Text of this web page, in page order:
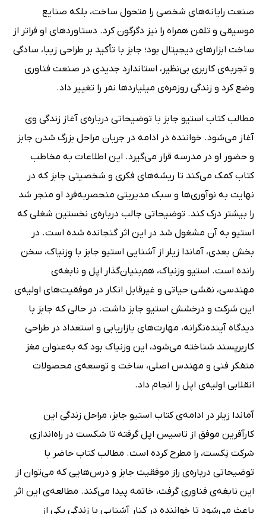
صنعت رایانه‌های شخصی را متحول ساخت، بلکه صنایع
موسیقی و تلفن همراه را نیز دگرگون کرد. دستاوردهای او فراتر از
ساخت ابزارهای دیجیتال بود؛ جابز با تأکید بر طراحی زیبا، سادگی
و تجربه‌ی کاربری بی‌نظیر، استاندارد جدیدی در صنعت فناوری
وضع کرد و زندگی روزمره‌ی میلیاردها نفر را تغییر داد.
مطالب کتاب استیو جابز با توضیحاتی درباره‌ی آغاز زندگی وی
آغاز می‌شود. خواننده در ادامه در جریان مراحل بزرگ‌ شدن جابز
و حضور او در مدرسه قرار می‌گیرد. این اطلاعات به مخاطب
کتاب کمک می‌کند تا ریشه‌های فکری و شخصیتی جابز که در
نهایت به نوآوری‌ها و سبک مدیریتی منحصربه‌فرد او منجر شد
را بیشتر درک کند. توضیحاتی جالب درباره‌ی نخستین شغلی که
استیو به آن مشغول شد در این اثر گنجانده شده است. در
بخش بعدی، آماندا زیلر از آشنایی استیو جابز با وِزنیاک، سخن
رانده است. استیو وزنیاک، هم‌بنیان‌گذار اپل و نابغه‌ی
مهندسی، نقشی حیاتی و غیرقابل انکار در موفقیت‌های اولیه‌ی
این شرکت و درخشش استیو جابز داشت. در حالی که جابز با
دیدگاه آینده‌نگرانه، مهارت‌های بازاریابی و استعداد در طراحی
کاربرپسند شناخته می‌شود، این وزنیاک بود که به‌عنوان مغز
متفکر فنی و مهندس اصلی، ساخت و توسعه‌ی محصولات
انقلابی اولیه‌ی اپل را انجام داد.
آماندا زیلر در ادامه‌ی کتاب استیو جابز، مراحل زندگی این
کارآفرین موفق از تاسیس اپل گرفته تا شکست در راه‌اندازی
شرکت نِکست، را مطرح کرده‌ است. مطالب کتاب حاضر با
توضیحاتی درباره‌ی راز موفقیت جابز و درس‌هایی که می‌توان از
این نابغه‌ی فناوری گرفت، خاتمه پیدا می‌کند. مطالعه‌ی این اثر
باعث می‌شود تا خواننده در کنار آشنایی با زندگی یکی از